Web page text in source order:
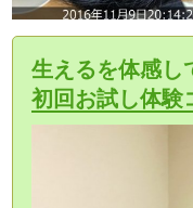
生えるを体感し
初回お試し体験